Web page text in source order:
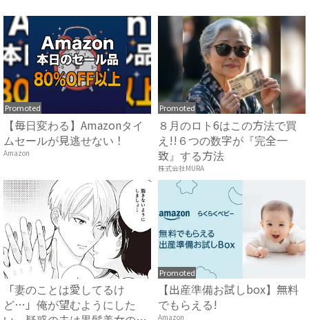
Promoted
【毎日変わる】Amazonタイ
ムセールが見逃せない！
Amazon
Promoted
８月のロト6はこの方法で買
え!!６つの数字が『完全一
致』する方法
株式会社MURA
「妻のことは愛してるけ
ど…」俺が望むようにした
Promoted
【出産準備お試しbox】無料
でもらえる!
Amazon